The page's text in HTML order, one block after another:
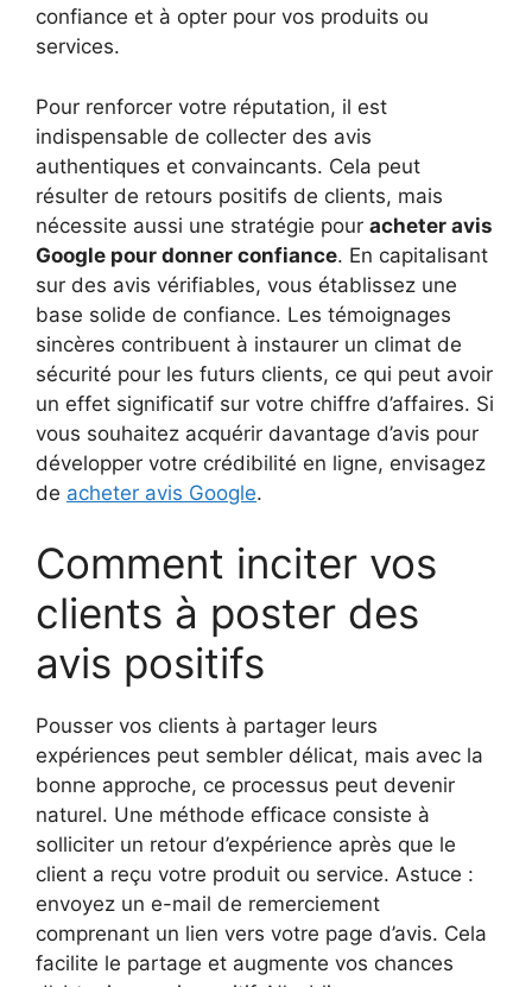
confiance et à opter pour vos produits ou
services.
Pour renforcer votre réputation, il est
indispensable de collecter des avis
authentiques et convaincants. Cela peut
résulter de retours positifs de clients, mais
nécessite aussi une stratégie pour acheter avis
Google pour donner confiance. En capitalisant
sur des avis vérifiables, vous établissez une
base solide de confiance. Les témoignages
sincères contribuent à instaurer un climat de
sécurité pour les futurs clients, ce qui peut avoir
un effet significatif sur votre chiffre d’affaires. Si
vous souhaitez acquérir davantage d’avis pour
développer votre crédibilité en ligne, envisagez
de acheter avis Google.
Comment inciter vos
clients à poster des
avis positifs
Pousser vos clients à partager leurs
expériences peut sembler délicat, mais avec la
bonne approche, ce processus peut devenir
naturel. Une méthode efficace consiste à
solliciter un retour d’expérience après que le
client a reçu votre produit ou service. Astuce :
envoyez un e-mail de remerciement
comprenant un lien vers votre page d’avis. Cela
facilite le partage et augmente vos chances